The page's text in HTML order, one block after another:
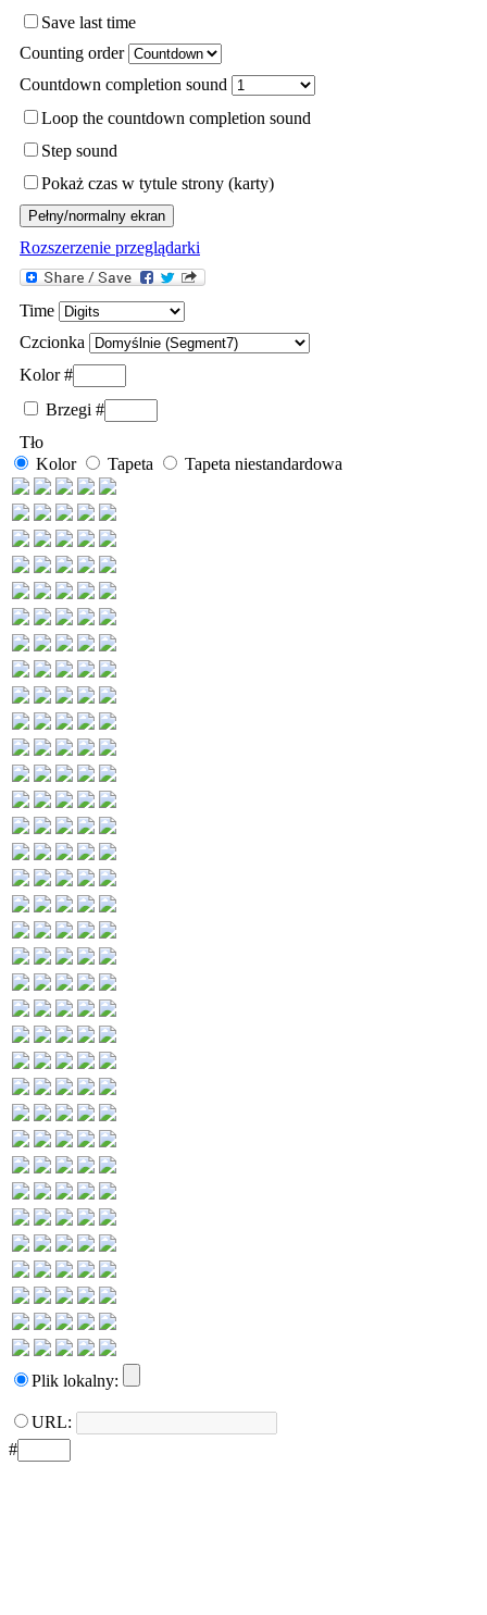
Save last time
Counting order
Countdown completion sound
Loop the countdown completion sound
Step sound
Pokaż czas w tytule strony (karty)
Rozszerzenie przeglądarki
Time
Czcionka
Kolor #
Brzegi #
Tło
Kolor
Tapeta Tapeta niestandardowa
Plik lokalny:
URL:
#